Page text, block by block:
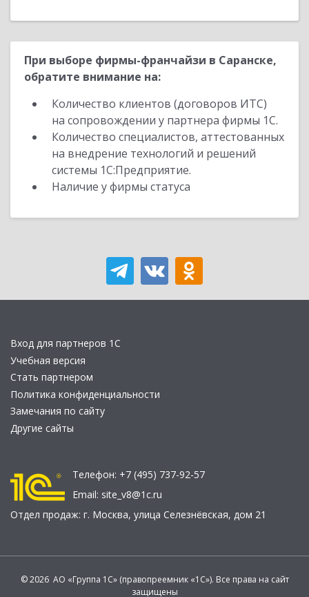
При выборе фирмы-франчайзи в Саранске,
обратите внимание на:
Количество клиентов (договоров ИТС)
на сопровождении у партнера фирмы 1С.
Количество специалистов, аттестованных
на внедрение технологий и решений
системы 1С:Предприятие.
Наличие у фирмы статуса
Вход для партнеров 1С
Учебная версия
Стать партнером
Политика конфиденциальности
Замечания по сайту
Другие сайты
Телефон: +7 (495) 737-92-57
Email: site_v8@1c.ru
Отдел продаж: г. Москва, улица Селезнёвская, дом 21
© 2026 АО «Группа 1С» (правопреемник «1С»). Все права на сайт
защищены